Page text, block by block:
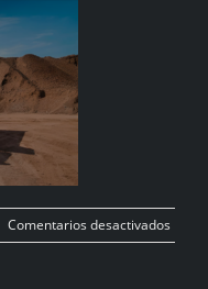
Comentarios desactivados